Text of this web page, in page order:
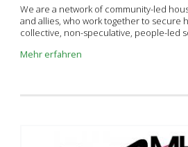
We are a network of community-led
and allies, who work together to secure
collective, non-speculative, people-led
Mehr erfahren